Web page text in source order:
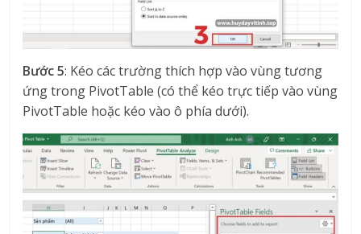
Bước 5: Kéo các trường thích hợp vào vùng tương
ứng trong PivotTable (có thể kéo trực tiếp vào vùng
PivotTable hoặc kéo vào ô phía dưới).